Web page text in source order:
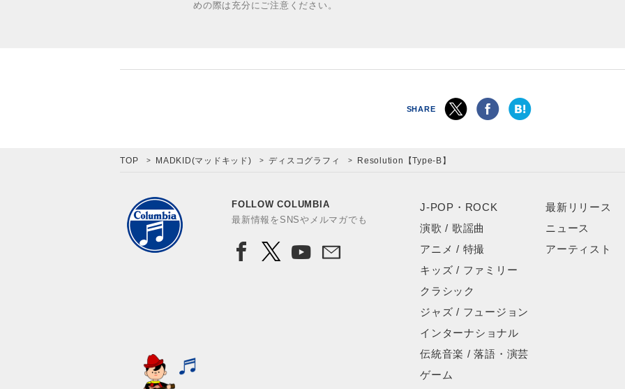
めの際は充分にご注意ください。
SHARE
TOP MADKID(マッドキッド) ディスコグラフィ Resolution【Type-B】
FOLLOW COLUMBIA
最新情報をSNSやメルマガでも
J-POP・ROCK
演歌 / 歌謡曲
アニメ / 特撮
キッズ / ファミリー
クラシック
ジャズ / フュージョン
インターナショナル
伝統音楽 / 落語・演芸
ゲーム
最新リリース
ニュース
アーティスト